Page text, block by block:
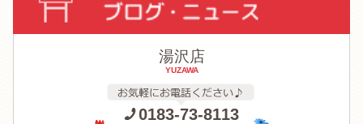
湯沢店
YUZAWA
0183-73-8113